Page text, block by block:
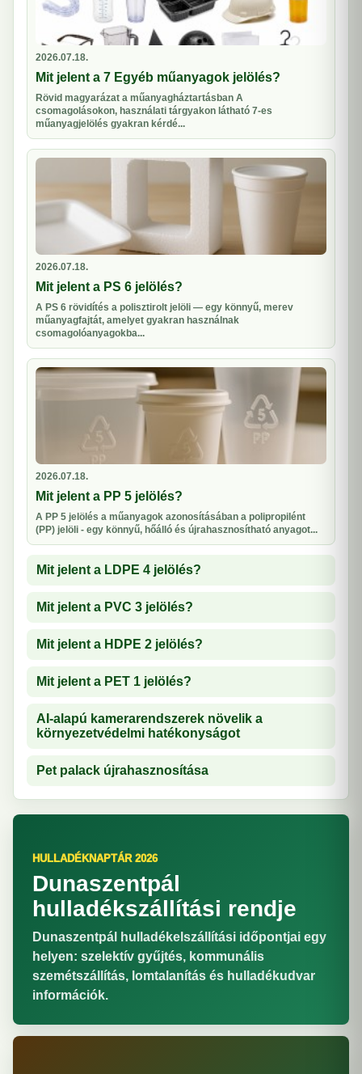
2026.07.18.
Mit jelent a 7 Egyéb műanyagok jelölés?
Rövid magyarázat a műanyagháztartásban A
csomagolásokon, használati tárgyakon látható 7-es
műanyagjelölés gyakran kérdé...
2026.07.18.
Mit jelent a PS 6 jelölés?
A PS 6 rövidítés a polisztirolt jelöli — egy könnyű, merev
műanyagfajtát, amelyet gyakran használnak
csomagolóanyagokba...
2026.07.18.
Mit jelent a PP 5 jelölés?
A PP 5 jelölés a műanyagok azonosításában a polipropilént
(PP) jelöli - egy könnyű, hőálló és újrahasznosítható anyagot...
Mit jelent a LDPE 4 jelölés?
Mit jelent a PVC 3 jelölés?
Mit jelent a HDPE 2 jelölés?
Mit jelent a PET 1 jelölés?
AI-alapú kamerarendszerek növelik a
környezetvédelmi hatékonyságot
Pet palack újrahasznosítása
HULLADÉKNAPTÁR 2026
Dunaszentpál
hulladékszállítási rendje
Dunaszentpál hulladékelszállítási időpontjai egy
helyen: szelektív gyűjtés, kommunális
szemétszállítás, lomtalanítás és hulladékudvar
információk.